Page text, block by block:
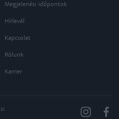
Megjelenési időpontok
Hírlevél
Kapcsolat
Rólunk
Karrier